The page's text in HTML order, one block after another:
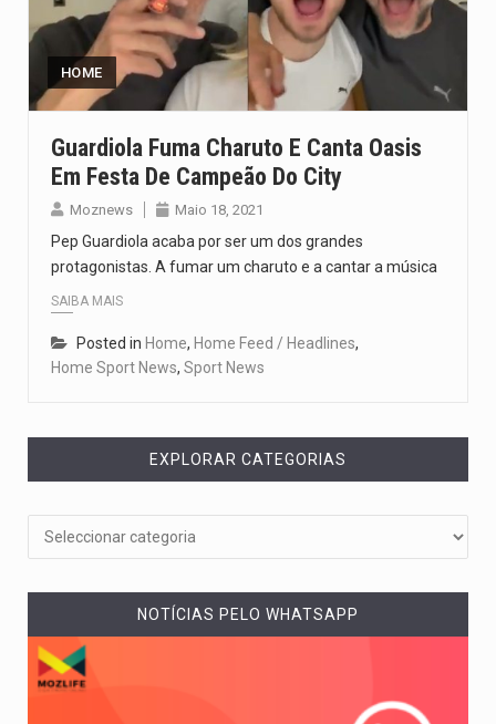
O pagamento marca o desfecho de um dos processos mais…
HOME
Guardiola Fuma Charuto E Canta Oasis
Em Festa De Campeão Do City
Moznews Maio 18, 2021
Pep Guardiola acaba por ser um dos grandes
protagonistas. A fumar um charuto e a cantar a música
SAIBA MAIS
Posted in Home, Home Feed / Headlines,
Home Sport News, Sport News
EXPLORAR CATEGORIAS
NOTÍCIAS PELO WHATSAPP